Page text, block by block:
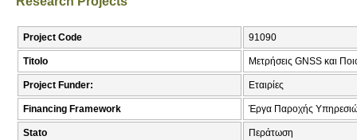
Project Code 91090
Titolo Μετρήσεις GNSS και
Project Funder: Εταιρίες
Financing Framework Έργα Παροχής
Stato Περάτωση